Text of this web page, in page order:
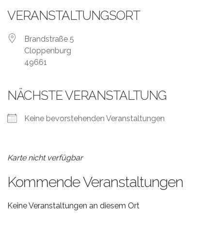
VERANSTALTUNGSORT
Brandstraße 5
Cloppenburg
49661
NÄCHSTE VERANSTALTUNG
Keine bevorstehenden Veranstaltungen
Karte nicht verfügbar
Kommende Veranstaltungen
Keine Veranstaltungen an diesem Ort